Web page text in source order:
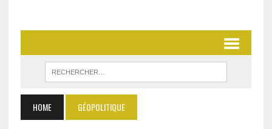
HOME GÉOPOLITIQUE